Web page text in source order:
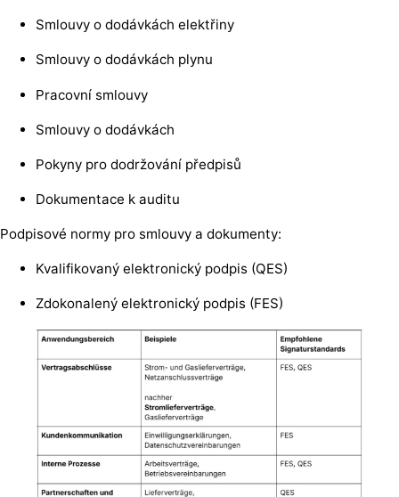
Smlouvy o dodávkách elektřiny
Smlouvy o dodávkách plynu
Pracovní smlouvy
Smlouvy o dodávkách
Pokyny pro dodržování předpisů
Dokumentace k auditu
Podpisové normy pro smlouvy a dokumenty:
Kvalifikovaný elektronický podpis (QES)
Zdokonalený elektronický podpis (FES)